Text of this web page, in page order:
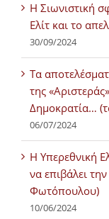
Η Σιωνιστική
Ελίτ και το
30/09/2024
Τα
της
Δημοκρατία…
06/07/2024
H Υπερεθνική
να επιβάλει
Φωτόπουλου)
10/06/2024